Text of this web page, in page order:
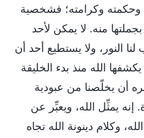
وحكمته وكرامته؛ فشخصية
منه. لا يمكن لأحد
النور، ولا يستطيع أحد أن
الله منذ بدء الخليقة
أن يخلّصنا من عبودية
يمثِّل الله، ويعبِّر عن
وكلام دينونة الله تجاه